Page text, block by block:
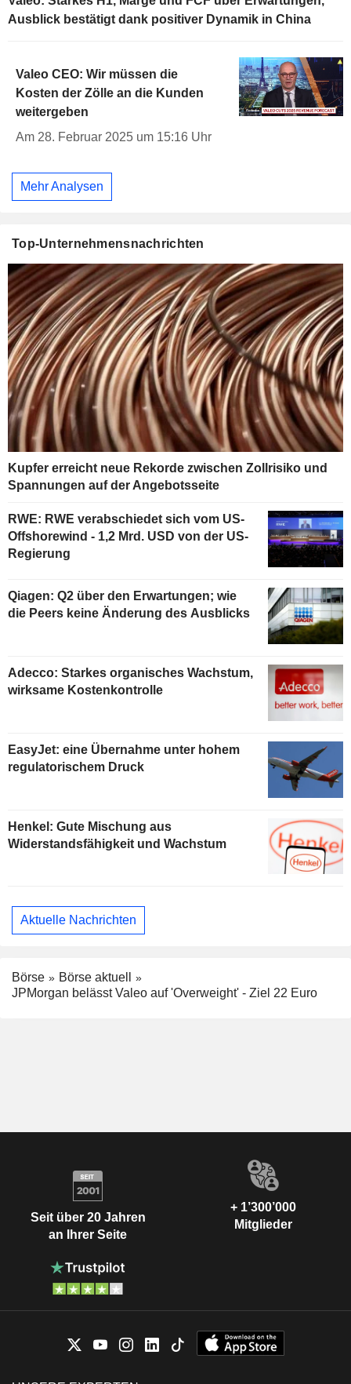
Ausblick bestätigt dank positiver Dynamik in China
Valeo CEO: Wir müssen die
Kosten der Zölle an die Kunden
weitergeben
Am 28. Februar 2025 um 15:16 Uhr
Mehr Analysen
Top-Unternehmensnachrichten
Kupfer erreicht neue Rekorde zwischen Zollrisiko und
Spannungen auf der Angebotsseite
RWE: RWE verabschiedet sich vom US-
Offshorewind - 1,2 Mrd. USD von der US-
Regierung
Qiagen: Q2 über den Erwartungen; wie
die Peers keine Änderung des Ausblicks
Adecco: Starkes organisches Wachstum,
wirksame Kostenkontrolle
EasyJet: eine Übernahme unter hohem
regulatorischem Druck
Henkel: Gute Mischung aus
Widerstandsfähigkeit und Wachstum
Aktuelle Nachrichten
Börse
Börse aktuell
JPMorgan belässt Valeo auf 'Overweight' - Ziel 22 Euro
Seit über 20 Jahren
an Ihrer Seite
+ 1’300’000
Mitglieder